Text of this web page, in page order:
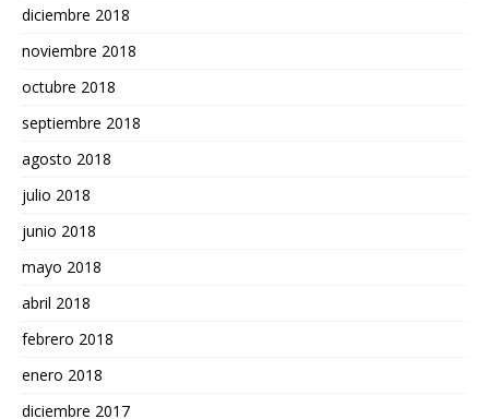
diciembre 2018
noviembre 2018
octubre 2018
septiembre 2018
agosto 2018
julio 2018
junio 2018
mayo 2018
abril 2018
febrero 2018
enero 2018
diciembre 2017